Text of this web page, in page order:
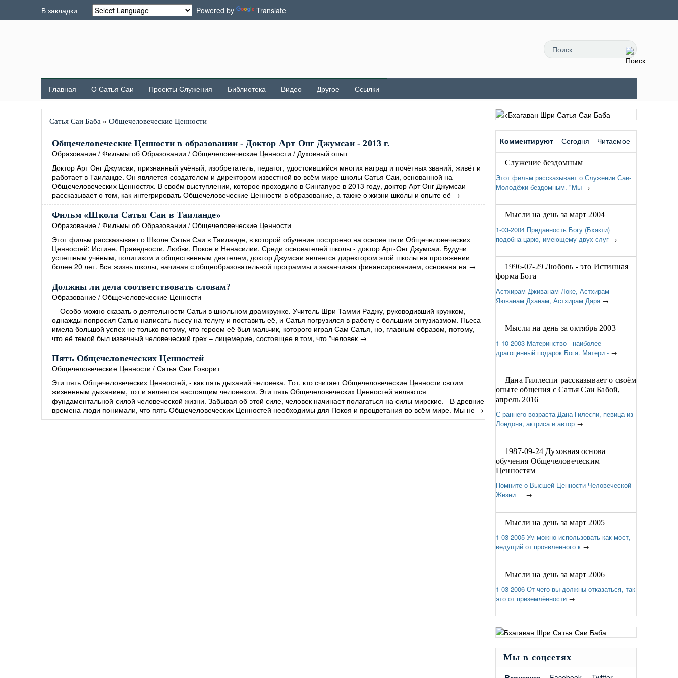
В закладки Powered by Translate
Главная О Сатья Саи Проекты Служения Библиотека Видео Другое Ссылки
Сатья Саи Баба » Общечеловеческие Ценности
Общечеловеческие Ценности в образовании - Доктор Арт Онг Джумсаи - 2013 г.
Образование / Фильмы об Образовании / Общечеловеческие Ценности / Духовный опыт
Доктор Арт Онг Джумсаи, признанный учёный, изобретатель, педагог, удостоившийся многих наград и почётных званий, живёт и
работает в Таиланде. Он является создателем и директором известной во всём мире школы Сатья Саи, основанной на
Общечеловеческих Ценностях. В своём выступлении, которое проходило в Сингапуре в 2013 году, доктор Арт Онг Джумсаи
рассказывает о том, как интегрировать Общечеловеческие Ценности в образование, а также о жизни школы и опыте её →
Фильм «Школа Сатья Саи в Таиланде»
Образование / Фильмы об Образовании / Общечеловеческие Ценности
Этот фильм рассказывает о Школе Сатья Саи в Таиланде, в которой обучение построено на основе пяти Общечеловеческих
Ценностей: Истине, Праведности, Любви, Покое и Ненасилии. Среди основателей школы - доктор Арт-Онг Джумсаи. Будучи
успешным учёным, политиком и общественным деятелем, доктор Джумсаи является директором этой школы на протяжении
более 20 лет. Вся жизнь школы, начиная с общеобразовательной программы и заканчивая финансированием, основана на →
Должны ли дела соответствовать словам?
Образование / Общечеловеческие Ценности
Особо можно сказать о деятельности Сатьи в школьном драмкружке. Учитель Шри Тамми Раджу, руководивший кружком,
однажды попросил Сатью написать пьесу на телугу и поставить её, и Сатья погрузился в работу с большим энтузиазмом. Пьеса
имела большой успех не только потому, что героем её был мальчик, которого играл Сам Сатья, но, главным образом, потому,
что её темой был извечный человеческий грех – лицемерие, состоящее в том, что "человек →
Пять Общечеловеческих Ценностей
Общечеловеческие Ценности / Сатья Саи Говорит
Эти пять Общечеловеческих Ценностей, - как пять дыханий человека. Тот, кто считает Общечеловеческие Ценности своим
жизненным дыханием, тот и является настоящим человеком. Эти пять Общечеловеческих Ценностей являются
фундаментальной силой человеческой жизни. Забывая об этой силе, человек начинает полагаться на силы мирские. В древние
времена люди понимали, что пять Общечеловеческих Ценностей необходимы для Покоя и процветания во всём мире. Мы не →
Комментируют Сегодня Читаемое
Служение бездомным
Этот фильм рассказывает о Служении Саи-
Молодёжи бездомным. "Мы →
Мысли на день за март 2004
1-03-2004 Преданность Богу (Бхакти)
подобна царю, имеющему двух слуг →
1996-07-29 Любовь - это Истинная
форма Бога
Астхирам Дживанам Локе, Астхирам
Яюванам Дханам, Астхирам Дара→
Мысли на день за октябрь 2003
1-10-2003 Материнство - наиболее
драгоценный подарок Бога. Матери - →
Дана Гиллеспи рассказывает о своём
опыте общения с Сатья Саи Бабой,
апрель 2016
С раннего возраста Дана Гилеспи, певица из
Лондона, актриса и автор →
1987-09-24 Духовная основа
обучения Общечеловеческим
Ценностям
Помните о Высшей Ценности Человеческой
Жизни
→
Мысли на день за март 2005
1-03-2005 Ум можно использовать как мост,
ведущий от проявленного к →
Мысли на день за март 2006
1-03-2006 От чего вы должны отказаться, так
это от приземлённости →
Мы в соцсетях